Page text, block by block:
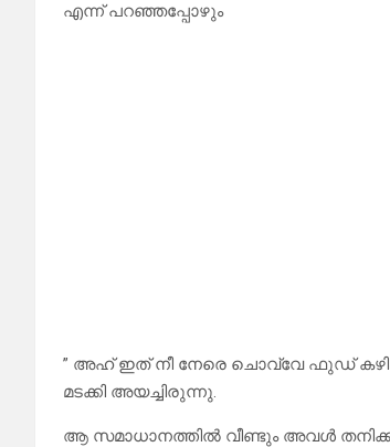
എന്ന് പറഞ്ഞപ്പോഴും
” അഹ് ഇത് നീ നേരെ ചൊവ്വേ ഫുഡ്‌
മടക്കി അയച്ചിരുന്നു.
ആ സമാധാനത്തിൽ വീണ്ടും അവൾ